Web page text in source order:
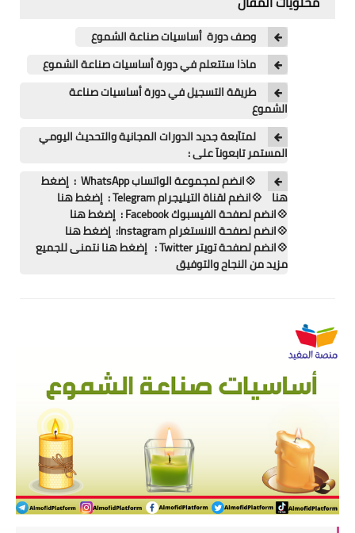
الوظيفة
الصحة
وصف دورة أساسيات صناعة الشموع
ماذا ستتعلم في دورة أساسيات صناعة الشموع
طريقة التسجيل في دورة أساسيات صناعة
الشموع
لمتآبعة جديد الدورات المجانية والتحديث اليومي
المستمر تابعونآ على :
💠انضم لمجموعة الواتساب WhatsApp : إضغط
هنا 💠انضم لقناة التيليجرام Telegram : إضغط هنا
💠انضم لصفحة الفيسبوك Facebook : إضغط هنا
💠انضم لصفحة الانستغرام Instagram: إضغط هنا
💠انضم لصفحة تويتر Twitter : إضغط هنا نتمنى للجميع
مزيد من النجاح والتوفيق